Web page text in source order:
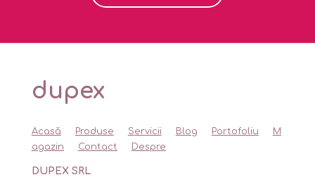
dupex
Acasă Produse Servicii Blog Portofoliu
M
agazin
Contact Despre
DUPEX SRL